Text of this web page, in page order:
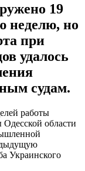
19
неделю, но
при
удалось
судам.
работы
Одесской области
Украинского